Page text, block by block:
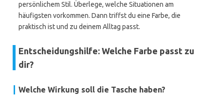
persönlichem Stil. Überlege, welche Situationen am
häufigsten vorkommen. Dann triffst du eine Farbe, die
praktisch ist und zu deinem Alltag passt.
Entscheidungshilfe: Welche Farbe passt zu
dir?
Welche Wirkung soll die Tasche haben?